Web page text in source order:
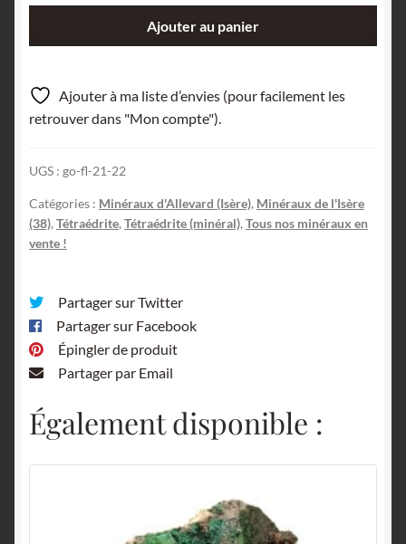
Allevard,
Massif
de
Isère.
Ajouter au panier
Ajouter à ma liste d’envies (pour facilement les
retrouver dans "Mon compte").
UGS : go-fl-21-22
Catégories : Minéraux d'Allevard (Isère), Minéraux de l'Isère
(38), Tétraédrite, Tétraédrite (minéral), Tous nos minéraux en
vente !
Partager sur Twitter
Partager sur Facebook
Épingler de produit
Partager par Email
Également disponible :